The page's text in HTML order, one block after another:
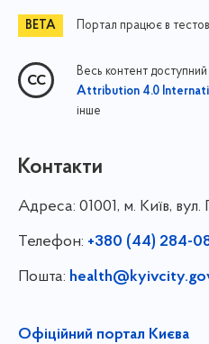
Портал працює в
Весь контент доступний
Attribution 4.0
інше
Контакти
Адреса: 01001, м. Київ, вул.
Телефон: +380 (44) 284-
Пошта:
Офіційний портал Києва